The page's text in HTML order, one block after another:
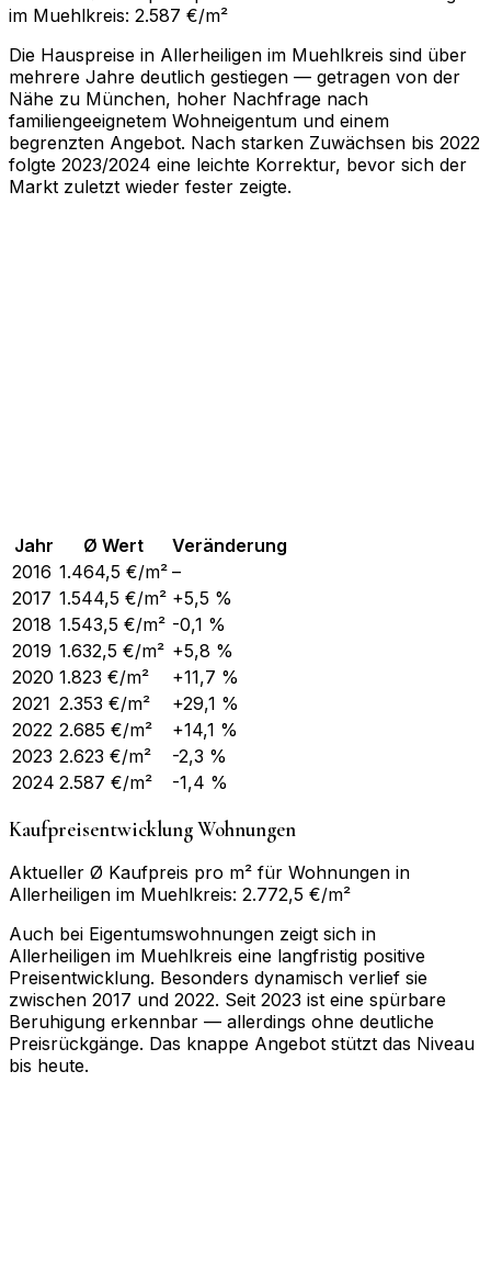
im Muehlkreis: 2.587 €/m²
Die Hauspreise in Allerheiligen im Muehlkreis sind über
mehrere Jahre deutlich gestiegen — getragen von der
Nähe zu München, hoher Nachfrage nach
familiengeeignetem Wohneigentum und einem
begrenzten Angebot. Nach starken Zuwächsen bis 2022
folgte 2023/2024 eine leichte Korrektur, bevor sich der
Markt zuletzt wieder fester zeigte.
Jahr Ø Wert
Veränderung
2016 1.464,5 €/m² –
2017 1.544,5 €/m² +5,5 %
2018 1.543,5 €/m² -0,1 %
2019 1.632,5 €/m² +5,8 %
2020 1.823 €/m²
+11,7 %
2021 2.353 €/m²
+29,1 %
2022 2.685 €/m²
+14,1 %
2023 2.623 €/m²
-2,3 %
2024 2.587 €/m² -1,4 %
Kaufpreisentwicklung Wohnungen
Aktueller Ø Kaufpreis pro m² für Wohnungen in
Allerheiligen im Muehlkreis: 2.772,5 €/m²
Auch bei Eigentumswohnungen zeigt sich in
Allerheiligen im Muehlkreis eine langfristig positive
Preisentwicklung. Besonders dynamisch verlief sie
zwischen 2017 und 2022. Seit 2023 ist eine spürbare
Beruhigung erkennbar — allerdings ohne deutliche
Preisrückgänge. Das knappe Angebot stützt das Niveau
bis heute.